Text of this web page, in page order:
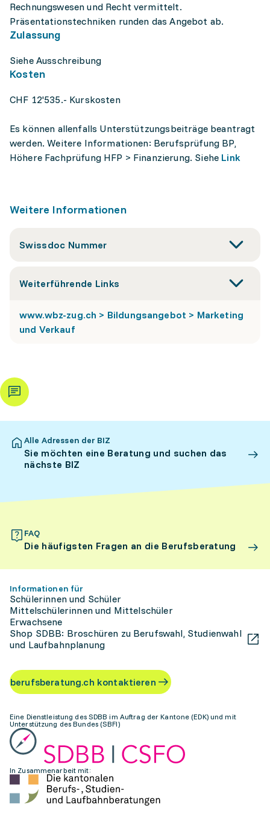
Rechnungswesen und Recht vermittelt.
Präsentationstechniken runden das Angebot ab.
Zulassung
Siehe Ausschreibung
Kosten
CHF 12'535.- Kurskosten
Es können allenfalls Unterstützungsbeiträge beantragt
werden. Weitere Informationen: Berufsprüfung BP,
Höhere Fachprüfung HFP > Finanzierung. Siehe Link
Weitere Informationen
Swissdoc Nummer
Weiterführende Links
www.wbz-zug.ch > Bildungsangebot > Marketing
und Verkauf
Alle Adressen der BIZ
Sie möchten eine Beratung und suchen das
nächste BIZ
FAQ
Die häufigsten Fragen an die Berufsberatung
Informationen für
Schülerinnen und Schüler
Mittelschülerinnen und Mittelschüler
Erwachsene
Shop SDBB: Broschüren zu Berufswahl, Studienwahl
und Laufbahnplanung
berufsberatung.ch kontaktieren
Eine Dienstleistung des SDBB im Auftrag der Kantone (EDK) und mit
Unterstützung des Bundes (SBFI)
In Zusammenarbeit mit: